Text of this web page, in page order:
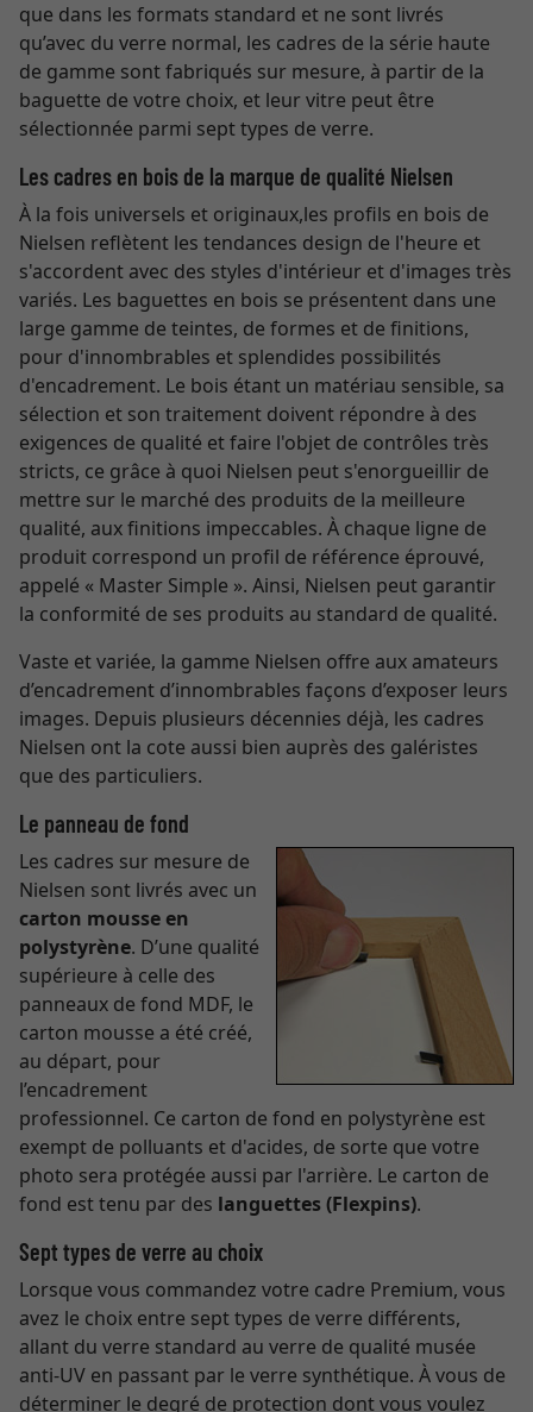
que dans les formats standard et ne sont livrés
qu’avec du verre normal, les cadres de la série haute
de gamme sont fabriqués sur mesure, à partir de la
baguette de votre choix, et leur vitre peut être
sélectionnée parmi sept types de verre.
Les cadres en bois de la marque de qualité Nielsen
À la fois universels et originaux,les profils en bois de
Nielsen reflètent les tendances design de l'heure et
s'accordent avec des styles d'intérieur et d'images très
variés. Les baguettes en bois se présentent dans une
large gamme de teintes, de formes et de finitions,
pour d'innombrables et splendides possibilités
d'encadrement. Le bois étant un matériau sensible, sa
sélection et son traitement doivent répondre à des
exigences de qualité et faire l'objet de contrôles très
stricts, ce grâce à quoi Nielsen peut s'enorgueillir de
mettre sur le marché des produits de la meilleure
qualité, aux finitions impeccables. À chaque ligne de
produit correspond un profil de référence éprouvé,
appelé « Master Simple ». Ainsi, Nielsen peut garantir
la conformité de ses produits au standard de qualité.
Vaste et variée, la gamme Nielsen offre aux amateurs
d’encadrement d’innombrables façons d’exposer leurs
images. Depuis plusieurs décennies déjà, les cadres
Nielsen ont la cote aussi bien auprès des galéristes
que des particuliers.
Le panneau de fond
Les cadres sur mesure de
Nielsen sont livrés avec un
carton mousse en
polystyrène. D’une qualité
supérieure à celle des
panneaux de fond MDF, le
carton mousse a été créé,
au départ, pour
l’encadrement
professionnel. Ce carton de fond en polystyrène est
exempt de polluants et d'acides, de sorte que votre
photo sera protégée aussi par l'arrière. Le carton de
fond est tenu par des languettes (Flexpins).
Sept types de verre au choix
Lorsque vous commandez votre cadre Premium, vous
avez le choix entre sept types de verre différents,
allant du verre standard au verre de qualité musée
anti-UV en passant par le verre synthétique. À vous de
déterminer le degré de protection dont vous voulez